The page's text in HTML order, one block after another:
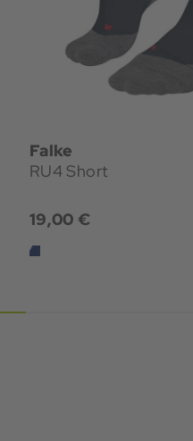
Falke
RU4 Short
19,00 €